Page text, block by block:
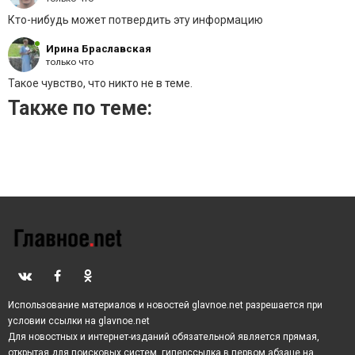
шоу, в которых нет места живым эмоциям
участников.
По словам артиста, являвшегося участником
нескольких известных программ, дошло до того, что
постановочной стала даже передача «Поле Чудес».
Ирина Браславская
только что
Такое чувство, что никто не в теме.
Кто-нибудь может потвердить эту информацию
Также по теме:
Использование материалов и новостей glavnoe.net разрешается при
условии ссылки на glavnoe.net
Для новостных и интернет-изданий обязательной является прямая,
открытая для поисковых систем, гиперссылка в первом абзаце на